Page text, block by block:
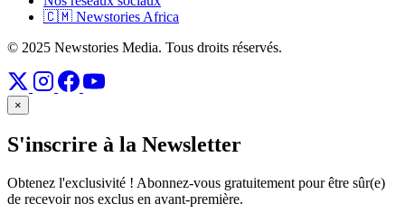
🇨🇲 Newstories Africa
© 2025 Newstories Media. Tous droits réservés.
×
S'inscrire à la Newsletter
Obtenez l'exclusivité ! Abonnez-vous gratuitement pour être sûr(e)
de recevoir nos exclus en avant-première.